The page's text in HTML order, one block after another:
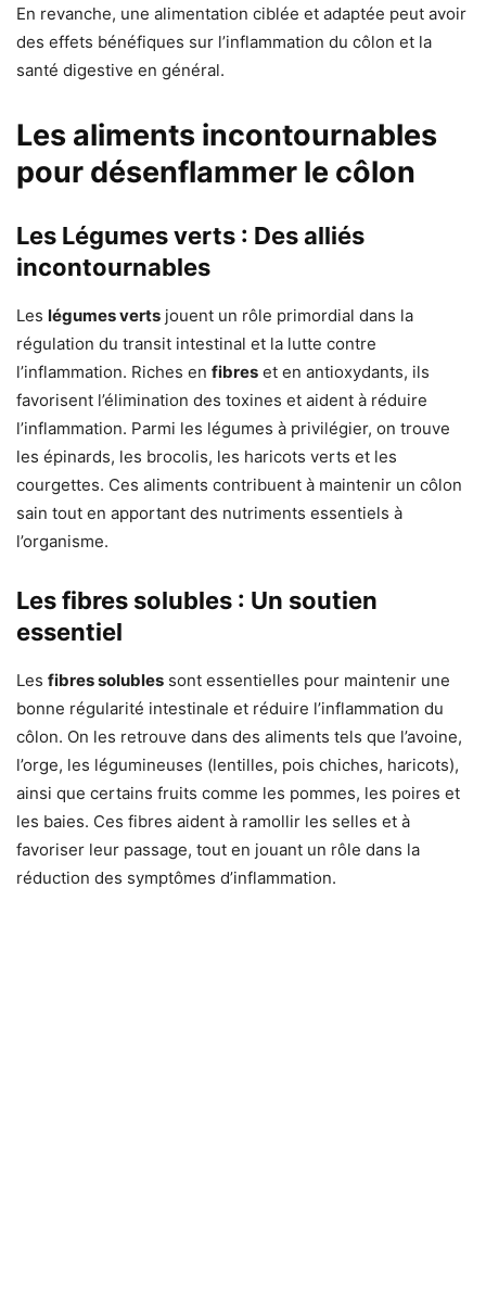
En revanche, une alimentation ciblée et adaptée peut avoir
des effets bénéfiques sur l’inflammation du côlon et la
santé digestive en général.
Les aliments incontournables
pour désenflammer le côlon
Les Légumes verts : Des alliés
incontournables
Les légumes verts jouent un rôle primordial dans la
régulation du transit intestinal et la lutte contre
l’inflammation. Riches en fibres et en antioxydants, ils
favorisent l’élimination des toxines et aident à réduire
l’inflammation. Parmi les légumes à privilégier, on trouve
les épinards, les brocolis, les haricots verts et les
courgettes. Ces aliments contribuent à maintenir un côlon
sain tout en apportant des nutriments essentiels à
l’organisme.
Les fibres solubles : Un soutien
essentiel
Les fibres solubles sont essentielles pour maintenir une
bonne régularité intestinale et réduire l’inflammation du
côlon. On les retrouve dans des aliments tels que l’avoine,
l’orge, les légumineuses (lentilles, pois chiches, haricots),
ainsi que certains fruits comme les pommes, les poires et
les baies. Ces fibres aident à ramollir les selles et à
favoriser leur passage, tout en jouant un rôle dans la
réduction des symptômes d’inflammation.